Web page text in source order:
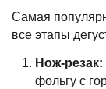
Самая
все этапы
Нож-резак:
фольгу с